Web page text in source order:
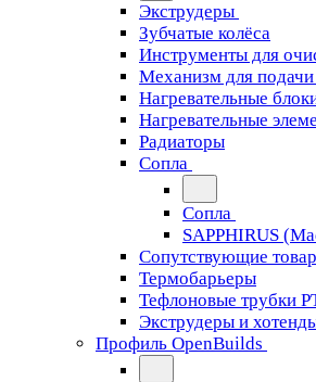
Экструдеры
Зубчатые колёса
Инструменты для
Механизм для подачи
Нагревательные
Нагревательные
Радиаторы
Сопла
Сопла
SAPPHIRUS
Сопутствующие
Термобарьеры
Тефлоновые трубки
Экструдеры и
Профиль OpenBuilds